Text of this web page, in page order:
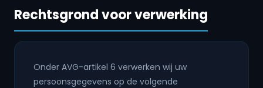
Rechtsgrond voor verwerking
Onder AVG-artikel 6 verwerken wij uw
persoonsgegevens op de volgende